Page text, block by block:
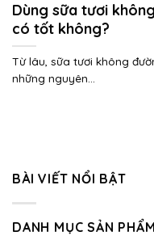
Dùng sữa tươi
có tốt không?
Từ lâu, sữa tươi không
những nguyên...
BÀI VIẾT NỔI BẬT
DANH MỤC SẢN PHẨM